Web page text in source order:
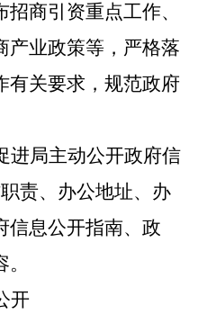
商引资重点工作、
产业政策等，严格落
有关要求，规范政府
进局主动公开政府信
职责、办公地址、办
信息公开指南、政
。
开